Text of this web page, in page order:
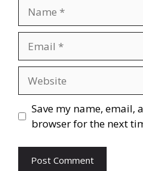
Save my name, email,
browser for the next